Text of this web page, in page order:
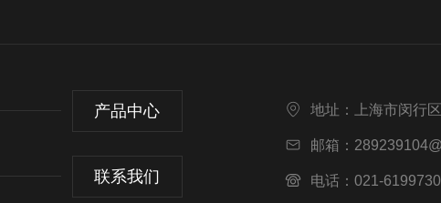
产品中心
联系我们
地址：上海市闵行
邮箱：
电话：021-